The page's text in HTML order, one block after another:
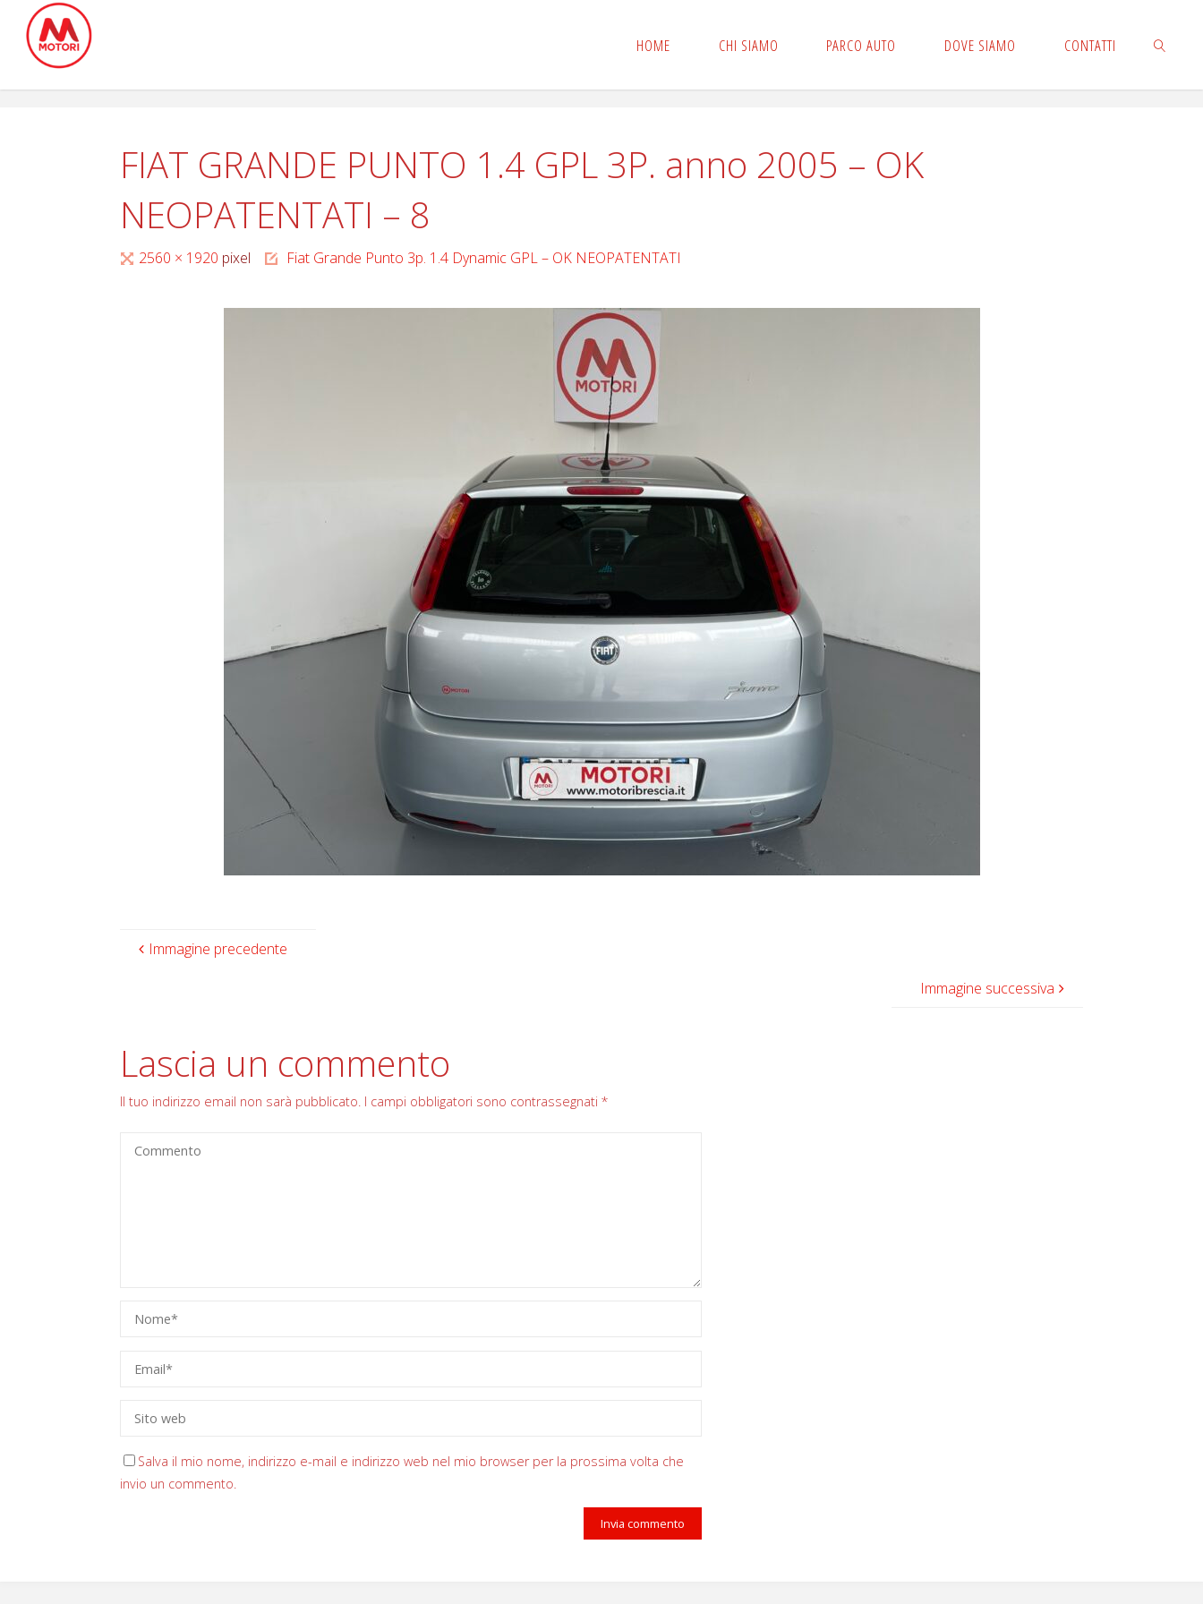
contenuto
HOME CHI SIAMO PARCO AUTO DOVE SIAMO CONTATTI
FIAT GRANDE PUNTO 1.4 GPL 3P. anno 2005 – OK
NEOPATENTATI – 8
Tutta2560 × 1920 pixel Fiat Grande Punto 3p. 1.4 Dynamic GPL – OK NEOPATENTATI
Immagine precedente
Immagine successiva
Lascia un commento
Il tuo indirizzo email non sarà pubblicato. I campi obbligatori sono contrassegnati*
Salva il mio nome, indirizzo e-mail e indirizzo web nel mio browser per la prossima volta che
invio un commento.